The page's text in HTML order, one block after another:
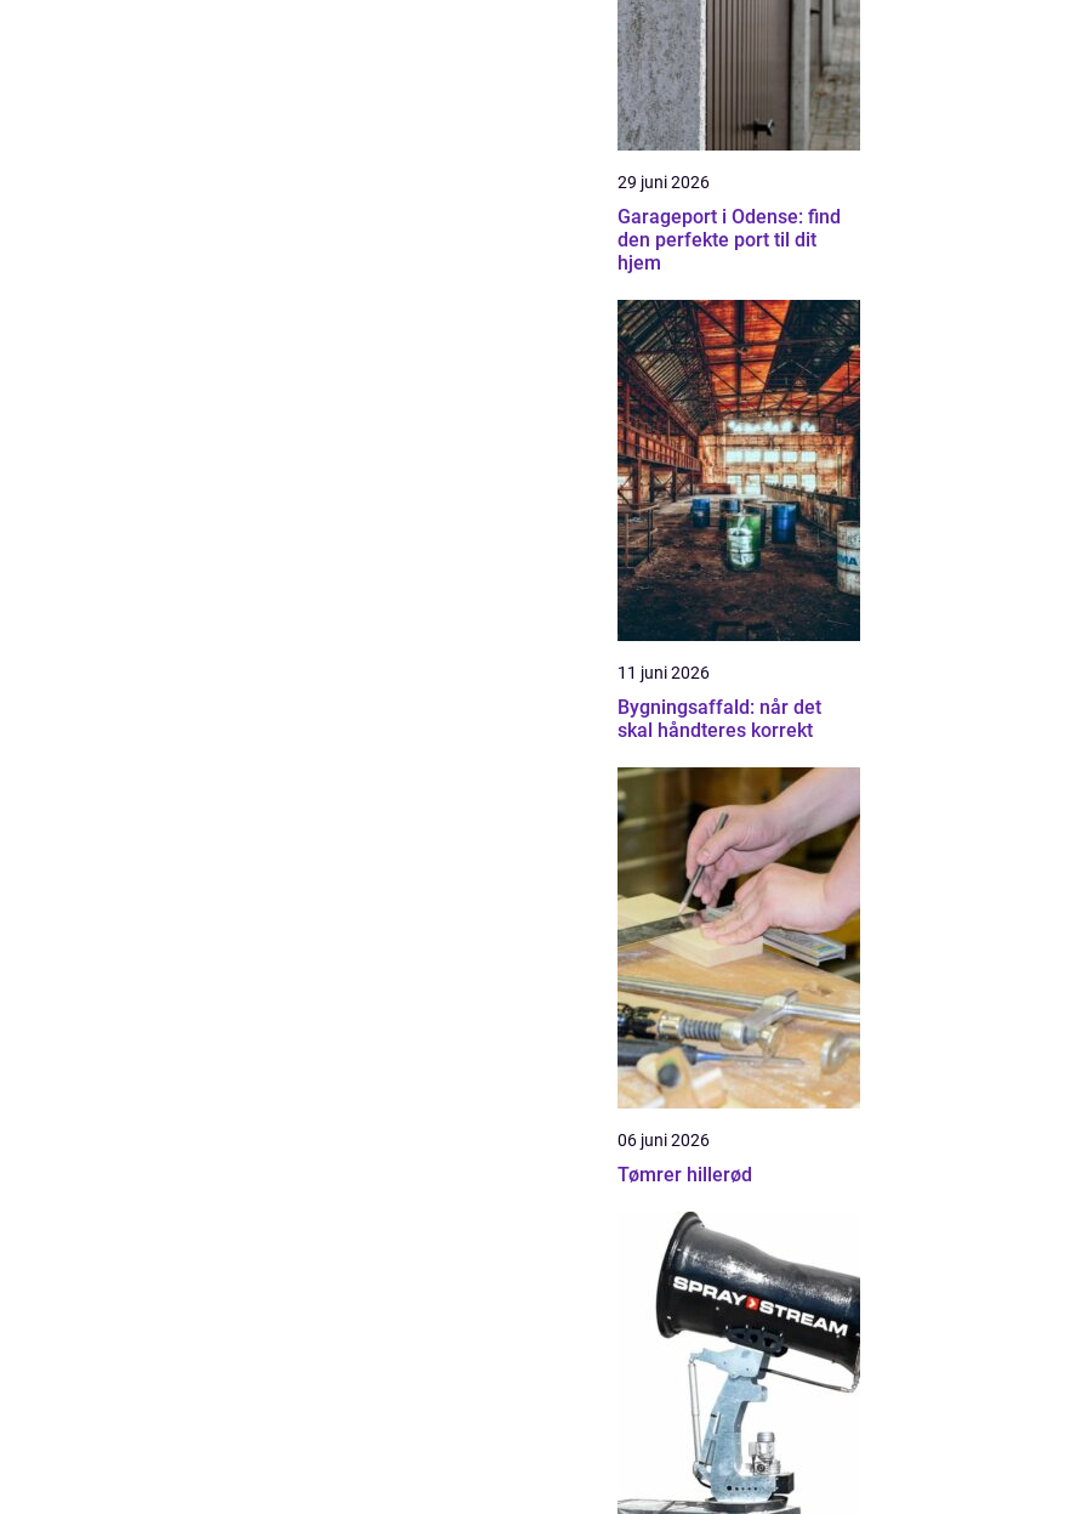
29 juni 2026
Garageport i Odense: find
den perfekte port til dit
hjem
11 juni 2026
Bygningsaffald: når det
skal håndteres korrekt
06 juni 2026
Tømrer hillerød